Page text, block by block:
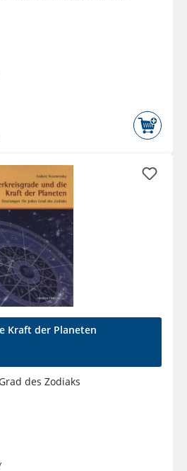
Kraft der Planeten
des Zodiaks